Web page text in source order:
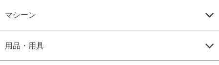
マシーン
用品・用具